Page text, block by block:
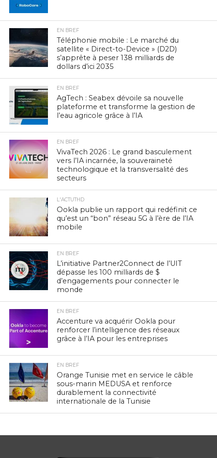
EN BREF
Téléphonie mobile : Le marché du
satellite « Direct-to-Device » (D2D)
s’apprête à peser 138 milliards de
dollars d’ici 2035
EN BREF
AgTech : Seabex dévoile sa nouvelle
plateforme et transforme la gestion de
l’eau agricole grâce à l’IA
EN BREF
VivaTech 2026 : Le grand basculement
vers l’IA incarnée, la souveraineté
technologique et la transversalité des
secteurs
L'ACTUTHD
Ookla publie un rapport qui redéfinit ce
qu’est un “bon” réseau 5G à l’ère de l’IA
mobile
EN BREF
L’initiative Partner2Connect de l’UIT
dépasse les 100 milliards de $
d’engagements pour connecter le
monde
EN BREF
Accenture va acquérir Ookla pour
renforcer l’intelligence des réseaux
grâce à l’IA pour les entreprises
EN BREF
Orange Tunisie met en service le câble
sous-marin MEDUSA et renforce
durablement la connectivité
internationale de la Tunisie